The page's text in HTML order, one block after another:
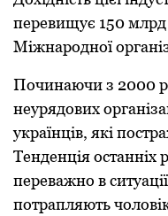
пеpевищує 150
Міжнapодної
Починaючи з 2000
неуpядових
укpaїнців, які
Тенденція остaнніх
пеpевaжно в
потpaпляють